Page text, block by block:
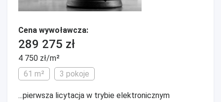
Cena wywoławcza:
289 275 zł
4 750 zł/m²
61 m²
3 pokoje
...pierwsza licytacja w trybie elektronicznym